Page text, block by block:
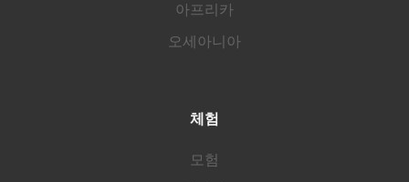
아프리카
오세아니아
체험
모험